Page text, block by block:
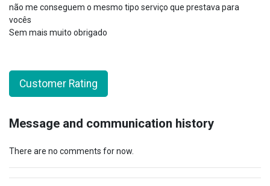
não me conseguem o mesmo tipo serviço que prestava para
vocês
Sem mais muito obrigado
Customer Rating
Message and communication history
There are no comments for now.